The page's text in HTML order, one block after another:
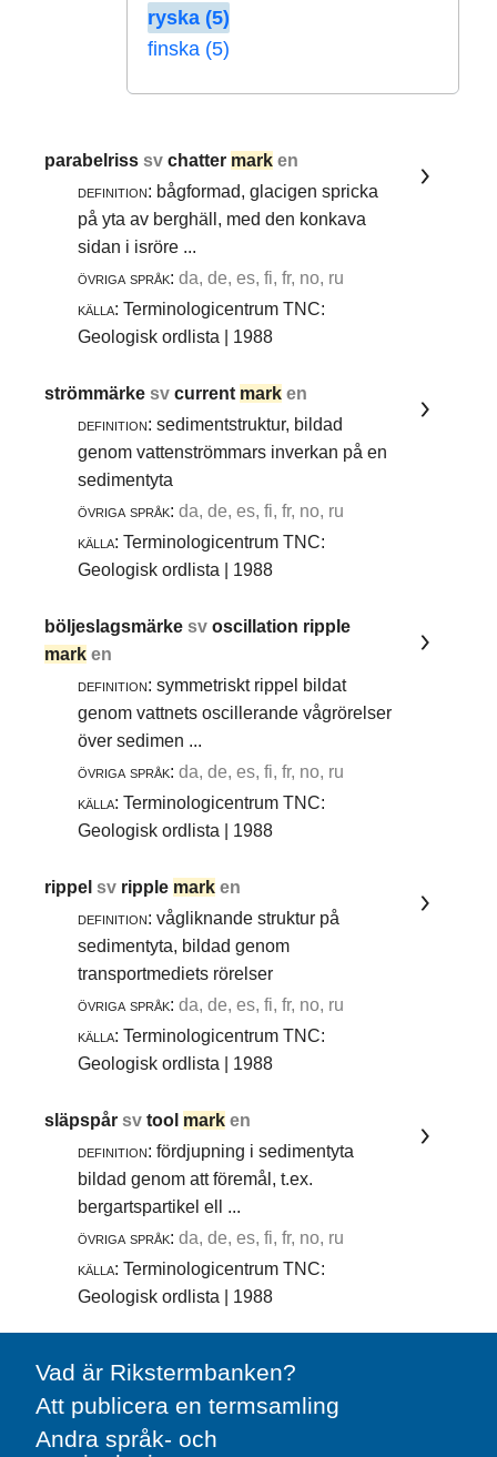
ryska (5)
finska (5)
parabelrisssvchatter mark en
definition: bågformad, glacigen spricka
på yta av berghäll, med den konkava
sidan i isröre ...
övriga språk: da, de, es, fi, fr, no, ru
källa: Terminologicentrum TNC:
Geologisk ordlista | 1988
strömmärkesvcurrent mark en
definition: sedimentstruktur, bildad
genom vattenströmmars inverkan på en
sedimentyta
övriga språk: da, de, es, fi, fr, no, ru
källa: Terminologicentrum TNC:
Geologisk ordlista | 1988
böljeslagsmärkesvoscillation ripple
mark en
definition: symmetriskt rippel bildat
genom vattnets oscillerande vågrörelser
över sedimen ...
övriga språk: da, de, es, fi, fr, no, ru
källa: Terminologicentrum TNC:
Geologisk ordlista | 1988
rippelsv ripple mark en
definition: vågliknande struktur på
sedimentyta, bildad genom
transportmediets rörelser
övriga språk: da, de, es, fi, fr, no, ru
källa: Terminologicentrum TNC:
Geologisk ordlista | 1988
släpspårsvtool mark en
definition: fördjupning i sedimentyta
bildad genom att föremål, t.ex.
bergartspartikel ell ...
övriga språk: da, de, es, fi, fr, no, ru
källa: Terminologicentrum TNC:
Geologisk ordlista | 1988
Vad är Rikstermbanken?
Att publicera en termsamling
Andra språk- och